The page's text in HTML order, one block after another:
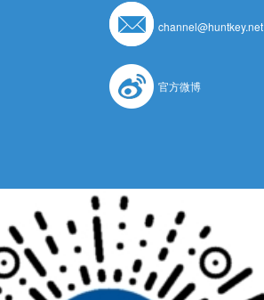
channel@huntkey.net
官方微博